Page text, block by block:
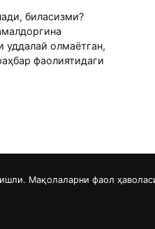
биласизми?
уддалай олмаётган,
фаолиятидаги
Мақолаларни фаол